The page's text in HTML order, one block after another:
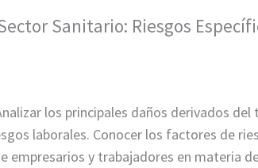
Sanitario: Riesgos
los principales daños derivados
laborales. Conocer los factores de
empresarios y trabajadores en materia